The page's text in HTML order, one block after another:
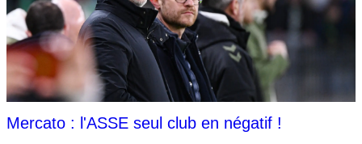
Mercato : l'ASSE seul club en négatif !